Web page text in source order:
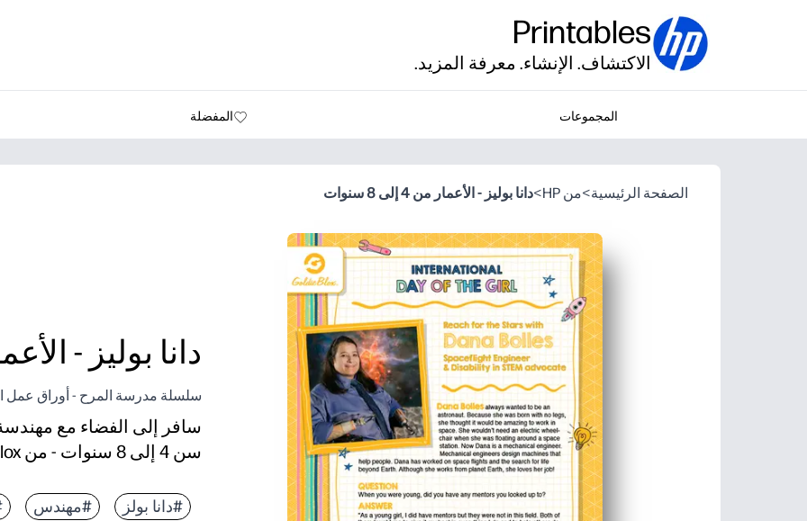
Printables
الاكتشاف. الإنشاء. معرفة المزيد.
المجموعات المفضلة
الصفحة الرئيسية>من HP >دانا بوليز - الأعمار من 4 إلى 8 سنوات
دانا بوليز - الأعمار من 4
سلسلة مدرسة المرح - أوراق عمل
سافر إلى الفضاء مع
سن 4 إلى 8 سنوات - من GoldieBlox
يمكنك الطباعة
#دانا بولز #مهندس